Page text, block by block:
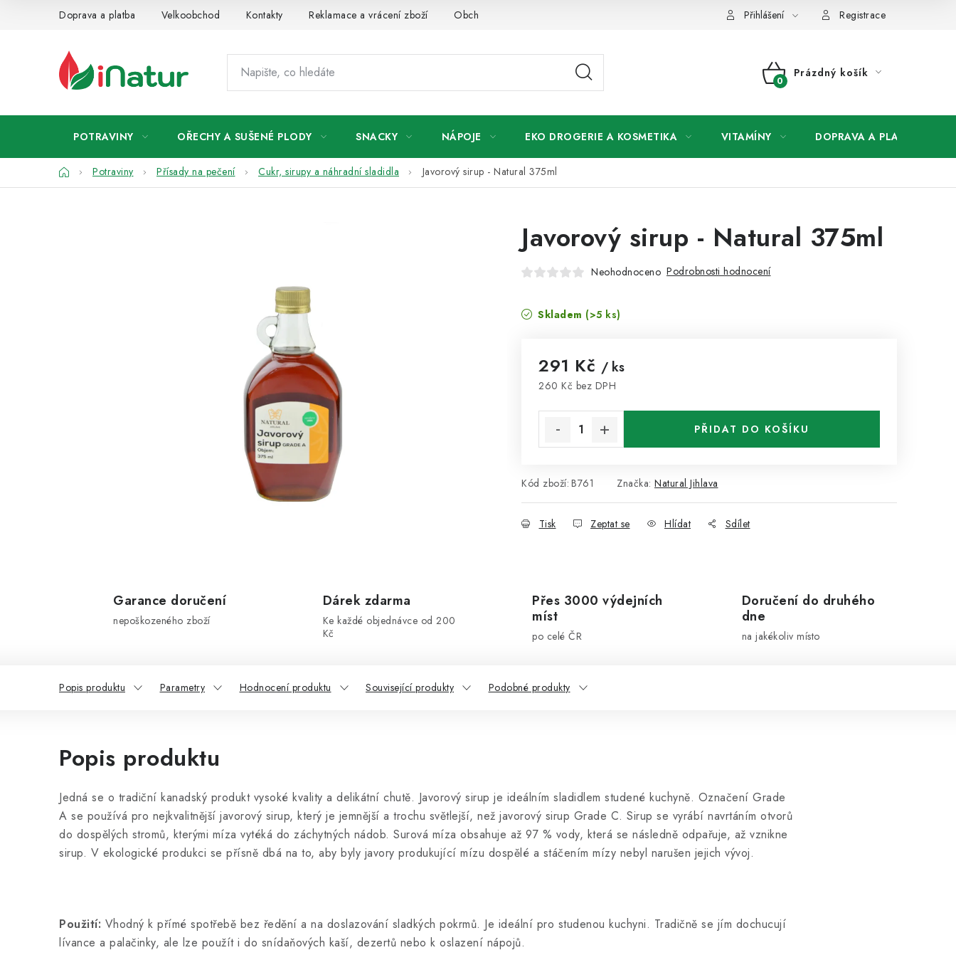
Doprava a platba Velkoobchod Kontakty Reklamace a vrácení zboží Obchodní podmínky Přihlášení Registrace
NÁKUPNÍ
Prázdný košík
POTRAVINY OŘECHY A SUŠENÉ PLODY SNACKY NÁPOJE EKO DROGERIE A KOSMETIKA VITAMÍNY DOPRAVA A PLATBA
DomůPotraviny Přísady na pečení Cukr, sirupy a náhradní sladidla Javorový sirup - Natural 375ml
Javorový sirup - Natural 375ml
Neohodnoceno Podrobnosti hodnocení
Skladem (>5 ks)
291 Kč / ks
260 Kč bez DPH
PŘIDAT DO KOŠÍKU
Kód zboží: B761 Značka: Natural Jihlava
Tisk Zeptat se Hlídat Sdílet
Garance doručení
nepoškozeného zboží
Dárek zdarma
Ke každé objednávce od 200
Kč
Přes 3000 výdejních
míst
po celé ČR
Doručení do druhého
dne
na jakékoliv místo
Popis produktu Parametry Hodnocení produktu Související produkty Podobné produkty
Popis produktu
Jedná se o tradiční kanadský produkt vysoké kvality a delikátní chutě. Javorový sirup je ideálním sladidlem studené kuchyně. Označení Grade
A se používá pro nejkvalitnější javorový sirup, který je jemnější a trochu světlejší, než javorový sirup Grade C. Sirup se vyrábí navrtáním otvorů
do dospělých stromů, kterými míza vytéká do záchytných nádob. Surová míza obsahuje až 97 % vody, která se následně odpařuje, až vznikne
sirup. V ekologické produkci se přísně dbá na to, aby byly javory produkující mízu dospělé a stáčením mízy nebyl narušen jejich vývoj.
Použití: Vhodný k přímé spotřebě bez ředění a na doslazování sladkých pokrmů. Je ideální pro studenou kuchyni. Tradičně se jím dochucují
lívance a palačinky, ale lze použít i do snídaňových kaší, dezertů nebo k oslazení nápojů.